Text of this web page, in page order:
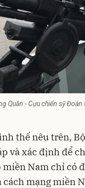
Quân - Cựu chiến sỹ
thế nêu trên,
và xác định để
miền Nam chỉ có
cách mạng miền